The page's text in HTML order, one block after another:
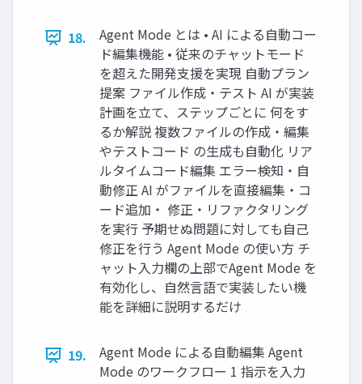
18.
Agent Mode とは • AI による⾃動コー
ド編集機能 • 従来のチャットモード
を超えた開発⽀援を実現 ⾃動プラン
提案 ファイル作成‧テスト AI が実装
計画を⽴て、ステップごとに 何をす
るか解説 複数ファイルの作成‧編集
やテストコード の⽣成も⾃動化 リア
ルタイムコード編集 エラー検知‧⾃
動修正 AI がファイルを直接編集‧コ
ード追加‧ 修正‧リファクタリング
を実⾏ 予期せぬ問題に対しても⾃⼰
修正を⾏う Agent Mode の使い⽅ チ
ャット⼊⼒欄の上部でAgent Mode を
有効化し、⾃然⾔語で実装したい機
能を詳細に説明するだけ
19.
Agent Mode による⾃動編集 Agent
Mode のワークフロー 1 指⽰を⼊⼒